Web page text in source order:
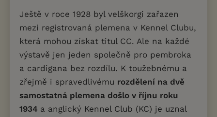
Ještě v roce 1928 byl velškorgi zařazen
mezi registrovaná plemena v Kennel Clubu,
která mohou získat titul CC. Ale na každé
výstavě jen jeden společně pro pembroka
a cardigana bez rozdílu. K toužebnému a
zřejmě i spravedlivému rozdělení na dvě
samostatná plemena došlo v říjnu roku
1934 a anglický Kennel Club (KC) je uznal